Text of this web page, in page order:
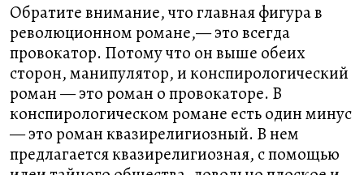
Обратите внимание, что главная фигура в
революционном романе,— это всегда
провокатор. Потому что он выше обеих
сторон, манипулятор, и конспирологический
роман — это роман о провокаторе. В
конспирологическом романе есть один минус
— это роман квазирелигиозный. В нем
предлагается квазирелигиозная, с помощью